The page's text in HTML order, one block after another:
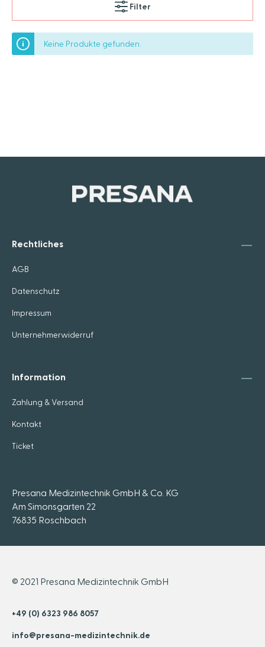
Filter
Keine Produkte gefunden.
Rechtliches
AGB
Datenschutz
Impressum
Unternehmerwiderruf
Information
Zahlung & Versand
Kontakt
Ticket
Presana Medizintechnik GmbH & Co. KG
Am Simonsgarten 22
76835 Roschbach
© 2021 Presana Medizintechnik GmbH
+49 (0) 6323 986 8057
info@presana-medizintechnik.de